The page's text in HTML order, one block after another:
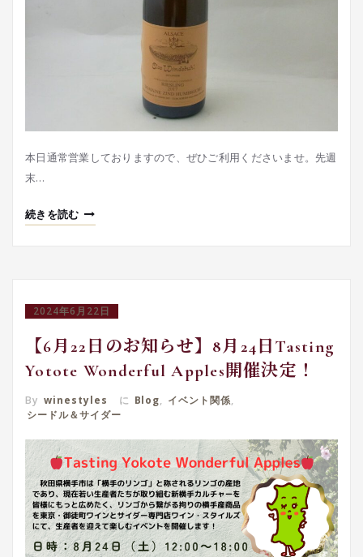
本日通常営業しておりますので、ぜひご利用くださいませ。先週
末…
続きを読む
2024年6月22日
【6月22日のお知らせ】8月24日Tasting
Yotote Wonderful Apples開催決定！
By winestyles に Blog, イベント関係,
シードル＆サイダー